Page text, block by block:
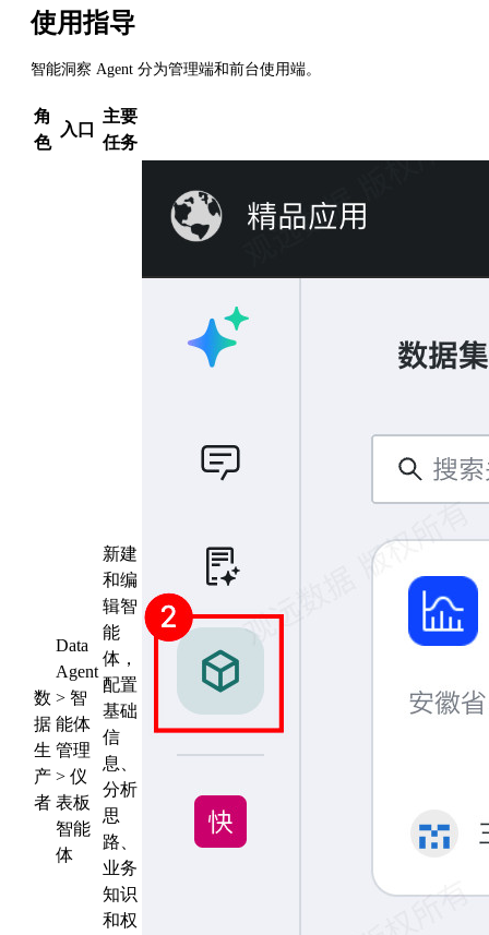
使用指导
智能洞察 Agent 分为管理端和前台使用端。
角
色
入口
主要
任务
数
据
生
产
者
Data
Agent
> 智
能体
管理
> 仪
表板
智能
体
新建
和编
辑智
能
体，
配置
基础
信
息、
分析
思
路、
业务
知识
和权